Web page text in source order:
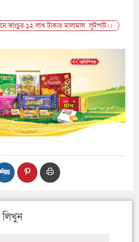
ভাংচুর ১২ লাখ টাকার মালামাল লুটপাট।।